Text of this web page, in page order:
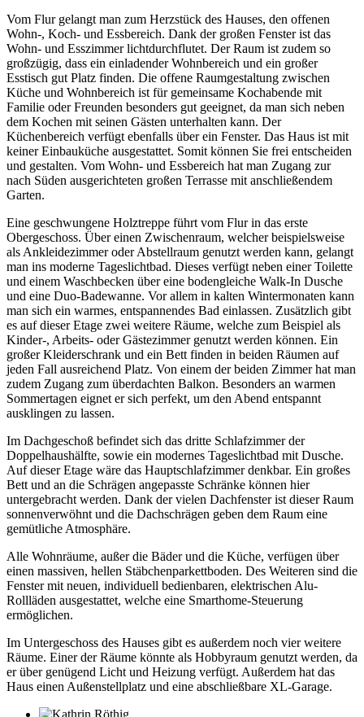
Vom Flur gelangt man zum Herzstück des Hauses, den offenen
Wohn-, Koch- und Essbereich. Dank der großen Fenster ist das
Wohn- und Esszimmer lichtdurchflutet. Der Raum ist zudem so
großzügig, dass ein einladender Wohnbereich und ein großer
Esstisch gut Platz finden. Die offene Raumgestaltung zwischen
Küche und Wohnbereich ist für gemeinsame Kochabende mit
Familie oder Freunden besonders gut geeignet, da man sich neben
dem Kochen mit seinen Gästen unterhalten kann. Der
Küchenbereich verfügt ebenfalls über ein Fenster. Das Haus ist mit
keiner Einbauküche ausgestattet. Somit können Sie frei entscheiden
und gestalten. Vom Wohn- und Essbereich hat man Zugang zur
nach Süden ausgerichteten großen Terrasse mit anschließendem
Garten.
Eine geschwungene Holztreppe führt vom Flur in das erste
Obergeschoss. Über einen Zwischenraum, welcher beispielsweise
als Ankleidezimmer oder Abstellraum genutzt werden kann, gelangt
man ins moderne Tageslichtbad. Dieses verfügt neben einer Toilette
und einem Waschbecken über eine bodengleiche Walk-In Dusche
und eine Duo-Badewanne. Vor allem in kalten Wintermonaten kann
man sich ein warmes, entspannendes Bad einlassen. Zusätzlich gibt
es auf dieser Etage zwei weitere Räume, welche zum Beispiel als
Kinder-, Arbeits- oder Gästezimmer genutzt werden können. Ein
großer Kleiderschrank und ein Bett finden in beiden Räumen auf
jeden Fall ausreichend Platz. Von einem der beiden Zimmer hat man
zudem Zugang zum überdachten Balkon. Besonders an warmen
Sommertagen eignet er sich perfekt, um den Abend entspannt
ausklingen zu lassen.
Im Dachgeschoß befindet sich das dritte Schlafzimmer der
Doppelhaushälfte, sowie ein modernes Tageslichtbad mit Dusche.
Auf dieser Etage wäre das Hauptschlafzimmer denkbar. Ein großes
Bett und an die Schrägen angepasste Schränke können hier
untergebracht werden. Dank der vielen Dachfenster ist dieser Raum
sonnenverwöhnt und die Dachschrägen geben dem Raum eine
gemütliche Atmosphäre.
Alle Wohnräume, außer die Bäder und die Küche, verfügen über
einen massiven, hellen Stäbchenparkettboden. Des Weiteren sind die
Fenster mit neuen, individuell bedienbaren, elektrischen Alu-
Rollläden ausgestattet, welche eine Smarthome-Steuerung
ermöglichen.
Im Untergeschoss des Hauses gibt es außerdem noch vier weitere
Räume. Einer der Räume könnte als Hobbyraum genutzt werden, da
er über genügend Licht und Heizung verfügt. Außerdem hat das
Haus einen Außenstellplatz und eine abschließbare XL-Garage.